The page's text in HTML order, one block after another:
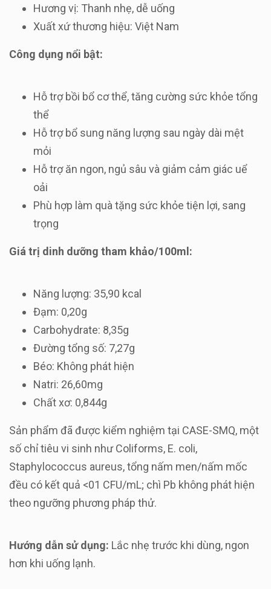
Hương vị: Thanh nhẹ, dễ uống
Xuất xứ thương hiệu: Việt Nam
Công dụng nổi bật:
Hỗ trợ bồi bổ cơ thể, tăng cường sức khỏe tổng
thể
Hỗ trợ bổ sung năng lượng sau ngày dài mệt
mỏi
Hỗ trợ ăn ngon, ngủ sâu và giảm cảm giác uể
oải
Phù hợp làm quà tặng sức khỏe tiện lợi, sang
trọng
Giá trị dinh dưỡng tham khảo/100ml:
Năng lượng: 35,90 kcal
Đạm: 0,20g
Carbohydrate: 8,35g
Đường tổng số: 7,27g
Béo: Không phát hiện
Natri: 26,60mg
Chất xơ: 0,844g
Sản phẩm đã được kiểm nghiệm tại CASE-SMQ, một
số chỉ tiêu vi sinh như Coliforms, E. coli,
Staphylococcus aureus, tổng nấm men/nấm mốc
đều có kết quả <01 CFU/mL; chì Pb không phát hiện
theo ngưỡng phương pháp thử.
Hướng dẫn sử dụng: Lắc nhẹ trước khi dùng, ngon
hơn khi uống lạnh.